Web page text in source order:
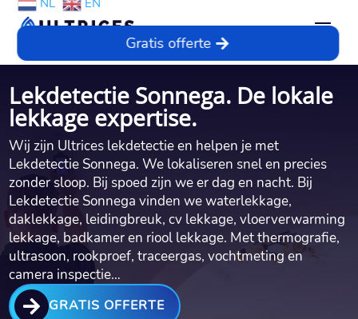
NL EN
Gratis offerte
Lekdetectie Sonnega. De lokale
lekkage expertise.
Wij zijn Ultrices lekdetectie en helpen je met
Lekdetectie Sonnega. We lokaliseren snel en precies
zonder sloop. Bij spoed zijn we er dag en nacht. Bij
Lekdetectie Sonnega vinden we waterlekkage,
daklekkage, leidingbreuk, cv lekkage, vloerverwarming
lekkage, badkamer en riool lekkage. Met thermografie,
ultrasoon, rookproef, traceergas, vochtmeting en
camera inspectie…
 GRATIS OFFERTE